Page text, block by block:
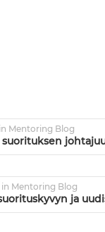
Mentoring Blog
in Mentoring Blog